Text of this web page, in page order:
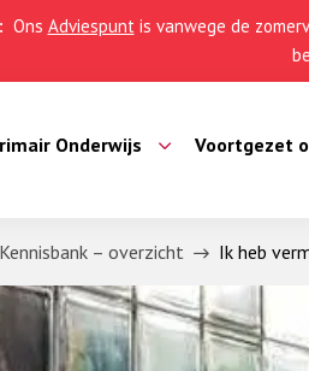
Ons Adviespuntis vanwege de
Onderwijs Voortgezet
Kennisbank – overzicht Ik heb